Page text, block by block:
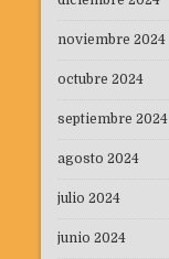
noviembre 2024
octubre 2024
septiembre 2024
agosto 2024
julio 2024
junio 2024